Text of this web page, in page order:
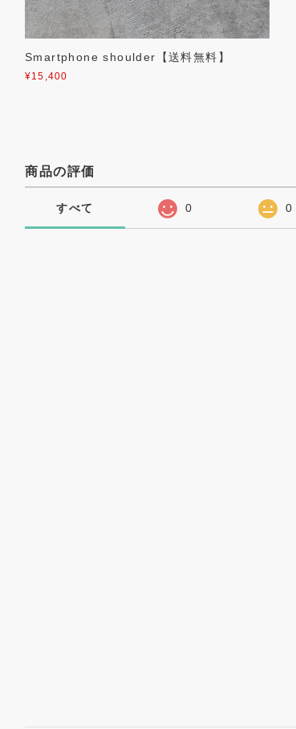
Smartphone shoulder【送料無料】
¥15,400
商品の評価
すべて 0 0